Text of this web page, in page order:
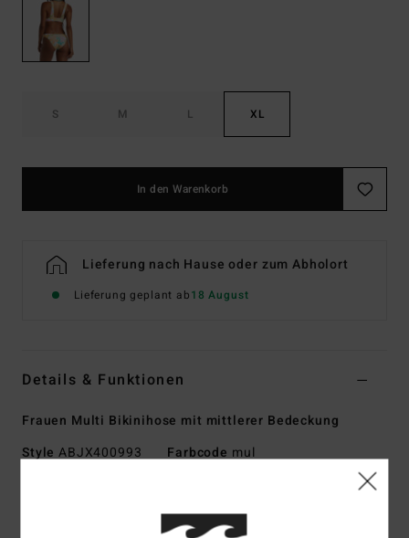
S M L XL
In den Warenkorb
Lieferung nach Hause oder zum Abholort
Lieferung geplant ab18 August
Details & Funktionen
Frauen Multi Bikinihose mit mittlerer Bedeckung
Style ABJX400993 Farbcode mul
Kollektion: Sweet Aloha-Kollektion